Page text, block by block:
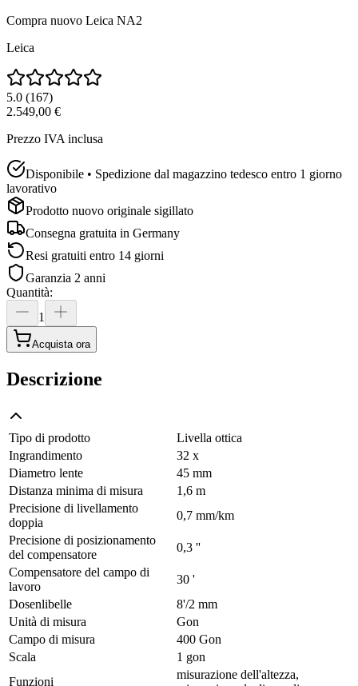
Compra nuovo Leica NA2
Leica
5.0 (167)
2.549,00 €
Prezzo IVA inclusa
Disponibile • Spedizione dal magazzino tedesco entro 1 giorno
lavorativo
Prodotto nuovo originale sigillato
Consegna gratuita in Germany
Resi gratuiti entro 14 giorni
Garanzia 2 anni
Quantità:
1
Acquista ora
Descrizione
Tipo di prodotto
Livella ottica
Ingrandimento
32 x
Diametro lente
45 mm
Distanza minima di misura
1,6 m
Precisione di livellamento
doppia
0,7 mm/km
Precisione di posizionamento
del compensatore
0,3 ''
Compensatore del campo di
lavoro
30 '
Dosenlibelle
8'/2 mm
Unità di misura
Gon
Campo di misura
400 Gon
Scala
1 gon
Funzioni
misurazione dell'altezza,